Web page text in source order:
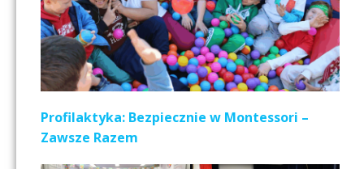
Profilaktyka: Bezpiecznie w Montessori –
Zawsze Razem